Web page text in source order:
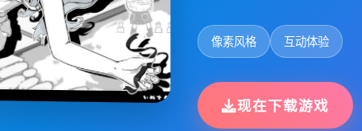
像素风格 互动体验
现在下载游戏